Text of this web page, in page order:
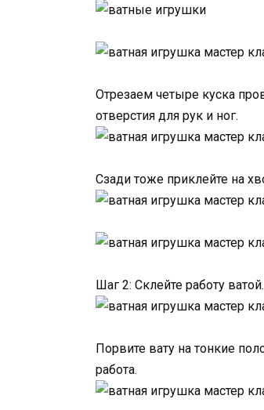
Отрезаем четыре куска
отверстия для рук и ног.
Сзади тоже приклейте на
Шаг 2: Склейте работу ватой.
Порвите вату на тонкие
работа.